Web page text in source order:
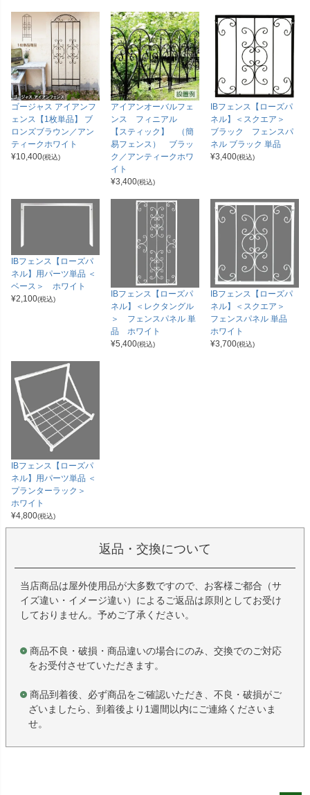
ゴージャス アイアンフ
ェンス【1枚単品】 ブ
ロンズブラウン／アン
ティークホワイト
¥10,400(税込)
アイアンオーバルフェ
ンス フィニアル
【スティック】 （簡
易フェンス） ブラッ
ク／アンティークホワ
イト
¥3,400(税込)
IBフェンス【ローズパ
ネル】＜スクエア＞
ブラック フェンスパ
ネル ブラック 単品
¥3,400(税込)
IBフェンス【ローズパ
ネル】用パーツ単品 ＜
ベース＞ ホワイト
¥2,100(税込)
IBフェンス【ローズパ
ネル】＜レクタングル
＞ フェンスパネル 単
品 ホワイト
¥5,400(税込)
IBフェンス【ローズパ
ネル】＜スクエア＞
フェンスパネル 単品
ホワイト
¥3,700(税込)
IBフェンス【ローズパ
ネル】用パーツ単品 ＜
プランターラック＞
ホワイト
¥4,800(税込)
返品・交換について
当店商品は屋外使用品が大多数ですので、お客様ご都合（サ
イズ違い・イメージ違い）によるご返品は原則としてお受け
しておりません。予めご了承ください。
商品不良・破損・商品違いの場合にのみ、交換でのご対応
をお受付させていただきます。
商品到着後、必ず商品をご確認いただき、不良・破損がご
ざいましたら、到着後より1週間以内にご連絡くださいま
せ。